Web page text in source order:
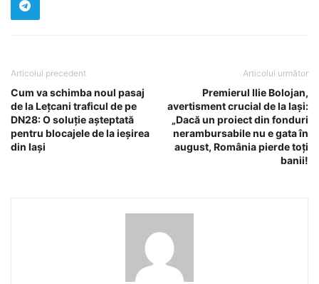
Articolul precedent
Cum va schimba noul pasaj
de la Lețcani traficul de pe
DN28: O soluție așteptată
pentru blocajele de la ieșirea
din Iași
Articolul următor
Premierul Ilie Bolojan,
avertisment crucial de la Iași:
„Dacă un proiect din fonduri
nerambursabile nu e gata în
august, România pierde toți
banii!